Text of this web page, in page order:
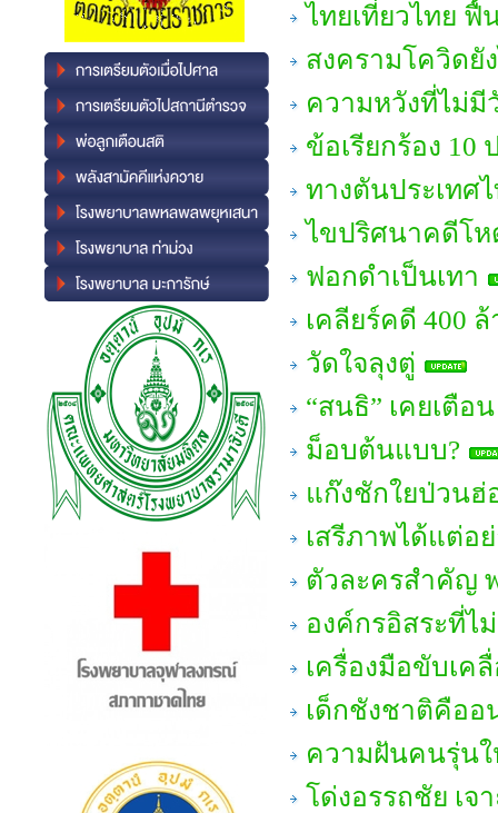
ไทยเที่ยวไทย ฟื้
สงครามโควิดยั
ความหวังที่ไม่มี
ข้อเรียกร้อง 10
ทางตันประเทศ
ไขปริศนาคดีโ
ฟอกดำเป็นเทา
เคลียร์คดี 400
วัดใจลุงตู่
“สนธิ” เคยเตือ
ม็อบต้นแบบ?
แก๊งชักใยป่วนฮ่
เสรีภาพได้แต่อ
ตัวละครสำคัญ
องค์กรอิสระที่ไ
เครื่องมือขับเค
เด็กชังชาติคือ
ความฝันคนรุ่น
โด่งอรรถชัย เจ